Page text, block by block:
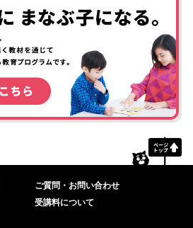
ご質問・お問い合わせ
受講料について